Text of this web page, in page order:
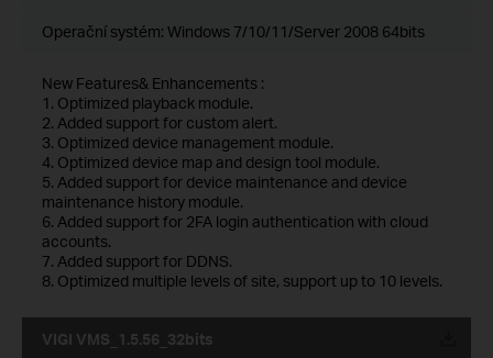
Operační systém: Windows 7/10/11/Server 2008 64bits
New Features& Enhancements :
1. Optimized playback module.
2. Added support for custom alert.
3. Optimized device management module.
4. Optimized device map and design tool module.
5. Added support for device maintenance and device
maintenance history module.
6. Added support for 2FA login authentication with cloud
accounts.
7. Added support for DDNS.
8. Optimized multiple levels of site, support up to 10 levels.
VIGI VMS_1.5.56_32bits